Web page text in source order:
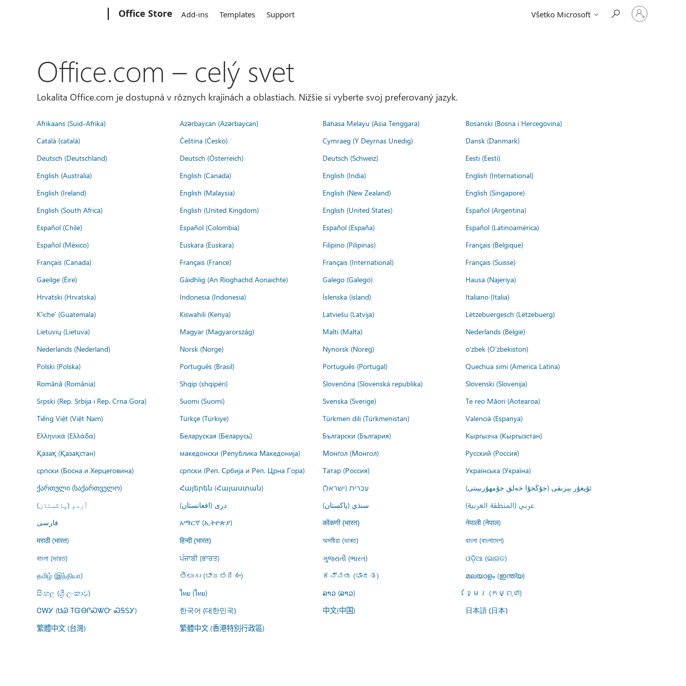
Office Store Add-ins Templates Support Všetko Microsoft
Prihláste
sa
Office.com – celý svet
Lokalita Office.com je dostupná v rôznych krajinách a oblastiach. Nižšie si vyberte svoj preferovaný jazyk.
Afrikaans (Suid-Afrika) Azərbaycan (Azərbaycan) Bahasa Melayu (Asia Tenggara)
Bosanski (Bosna i Hercegovina)
Català (català)
Čeština (Česko) Cymraeg (Y Deyrnas Unedig)
Dansk (Danmark)
Deutsch (Deutschland)
Deutsch (Österreich) Deutsch (Schweiz)
Eesti (Eesti)
English (Australia)
English (Canada) English (India)
English (International)
English (Ireland)
English (Malaysia) English (New Zealand)
English (Singapore)
English (South Africa)
English (United Kingdom) English (United States)
Español (Argentina)
Español (Chile)
Español (Colombia) Español (España)
Español (Latinoamérica)
Español (México)
Euskara (Euskara) Filipino (Pilipinas)
Français (Belgique)
Français (Canada)
Français (France) Français (International)
Français (Suisse)
Gaeilge (Éire)
Gàidhlig (An Rìoghachd Aonaichte) Galego (Galego)
Hausa (Najeriya)
Hrvatski (Hrvatska)
Indonesia (Indonesia) Íslenska (ísland)
Italiano (Italia)
K'iche' (Guatemala)
Kiswahili (Kenya) Latviešu (Latvija)
Lëtzebuergesch (Lëtzebuerg)
Lietuvių (Lietuva)
Magyar (Magyarország) Malti (Malta)
Nederlands (België)
Nederlands (Nederland)
Norsk (Norge) Nynorsk (Noreg)
o'zbek (O'zbekiston)
Polski (Polska)
Português (Brasil) Português (Portugal)
Quechua simi (America Latina)
Română (România)
Shqip (shqipëri) Slovenčina (Slovenská republika)
Slovenski (Slovenija)
Srpski (Rep. Srbija i Rep. Crna Gora)
Suomi (Suomi) Svenska (Sverige)
Te reo Māori (Aotearoa)
Tiếng Việt (Việt Nam)
Türkçe (Türkiye) Türkmen dili (Türkmenistan)
Valencià (Espanya)
Ελληνικά (Ελλάδα)
Беларуская (Беларусь) Български (България)
Кыргызча (Кыргызстан)
Қазақ (Қазақстан)
македонски (Република Македонија) Монгол (Монгол)
Русский (Россия)
српски (Босна и Херцеговина)
српски (Реп. Србија и Реп. Црна Гора) Татар (Россия)
Українська (Україна)
ქართული (საქართველო)
Հայերեն (Հայաստան) עברית (ישראל)
ئۇيغۇر يېزىقى (جۇڭخۇا خەلق جۇمھۇرىيىتى)
اُردو (پاکستان)
درى (افغانستان) سنڌي (پاکستان)
عربي (المنطقة العربية)
فارسى
አማርኛ (ኢትዮጵያ) कोंकणी (भारत)
नेपाली (नेपाल)
मराठी (भारत)
हिन्दी (भारत) অসমীয়া (ভাৰত)
বাংলা (বাংলাদেশ)
বাংলা (ভারত)
ਪੰਜਾਬੀ (ਭਾਰਤ) ગુજરાતી (ભારત)
ଓଡ଼ିଆ (ଭାରତ)
தமிழ் (இந்தியா)
తెలుగు (భారతదేశం) ಕನ್ನಡ (ಭಾರತ)
മലയാളം (ഇന്ത്യ)
සිංහල (ශ්‍රී ලංකාව)
ไทย (ไทย) ລາວ (ລາວ)
ខ្មែរ (កម្ពុជា)
ᏣᎳᎩ (ᏌᏊ ᎢᏳᎾᎵᏍᏔᏅ ᏍᎦᏚᎩ)
한국어 (대한민국) 中文(中国) 日本語 (日本)
繁體中文 (台灣) 繁體中文 (香港特別行政區)